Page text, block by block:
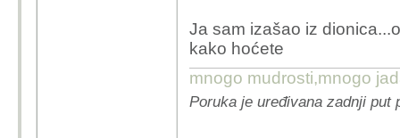
Ja sam izašao iz
kako hoćete
mnogo mudrosti,mnogo
Poruka je uređivana zadnji put